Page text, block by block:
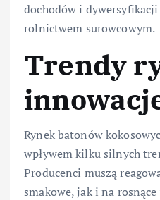
dochodów i
rolnictwem surowcowym.
Trendy
Rynek batonów
wpływem kilku silnych
Producenci muszą
smakowe, jak i na